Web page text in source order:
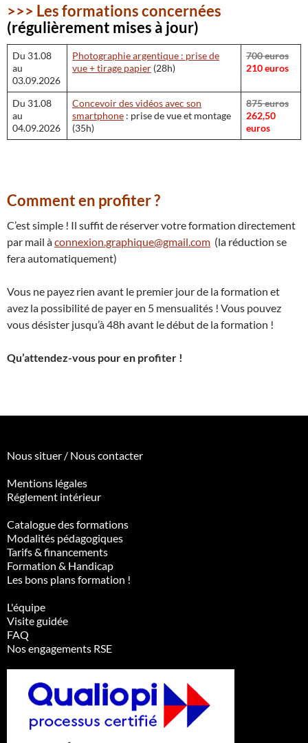
>>> Les formations concernées
(régulièrement mises à jour)
Du 31.08
au
03.09.2026
Photographie argentique : prise de
vue + tirage papier (28h)
700 euros
210 euros
Du 31.08
au
04.09.2026
Concevoir des vidéos avec son
smartphone : prise de vue et montage
(35h)
875 euros
262,50
euros
Comment en profiter ?
C’est simple ! Il suffit de réserver votre formation directement
par mail àconnexion.graphique@gmail.com (la réduction se
fera automatiquement)
Vous ne payez rien avant le premier jour de la formation et
avez la possibilité de payer en 5 mensualités ! Vous pouvez
vous désister jusqu’à 48h avant le début de la formation !
Qu’attendez-vous pour en profiter !
Nous situer / Nous contacter
Mentions légales
Réglement intérieur
Catalogue des formations
Modalités pédagogiques
Tarifs & financements
Formation & Handicap
Les bons plans formation !
L'équipe
Visite guidée
FAQ
Nos engagements RSE